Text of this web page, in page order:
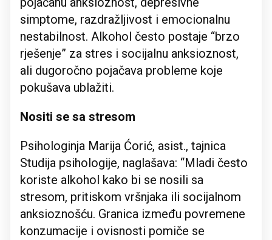
simptome, razdražljivost i emocionalnu
nestabilnost. Alkohol često postaje “brzo
rješenje” za stres i socijalnu anksioznost,
ali dugoročno pojačava probleme koje
pokušava ublažiti.
Nositi se sa stresom
Psihologinja Marija Ćorić, asist., tajnica
Studija psihologije, naglašava: “Mladi često
koriste alkohol kako bi se nosili sa
stresom, pritiskom vršnjaka ili socijalnom
anksioznošću. Granica između povremene
konzumacije i ovisnosti pomiče se